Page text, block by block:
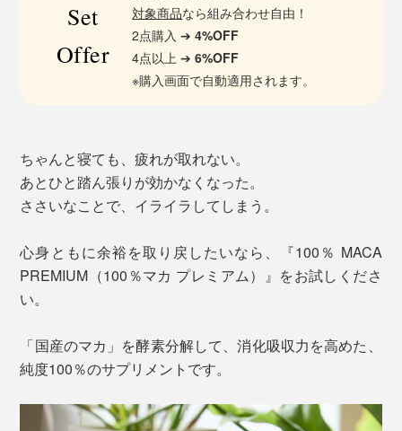
Set
Offer
対象商品なら組み合わせ自由！
2点購入 ➔4%OFF
4点以上 ➔6%OFF
※購入画面で自動適用されます。
ちゃんと寝ても、疲れが取れない。
あとひと踏ん張りが効かなくなった。
ささいなことで、イライラしてしまう。
心身ともに余裕を取り戻したいなら、『100％ MACA
PREMIUM（100％マカ プレミアム）』をお試しくださ
い。
「国産のマカ」を酵素分解して、消化吸収力を高めた、
純度100％のサプリメントです。